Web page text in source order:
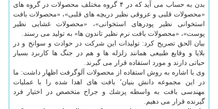
بدن به حساب می آید كه در ۴ گروه مختلف محصولات در گروه های
«محصولات قلبی و عروقی نظیر دریچه های قلبی»، «محصولات بافت
استخوانی نظیر پودرهای استخوانی»، «محصولات غشایی نظیر
پوست»، «محصولات بافت نرم نظیر تاندون ها» به تولید می رسند.
بیان الحق تصریح كرد: تولیدات این شركت در حوادث و سوانح و در
بلایا و وقایع طبیعی همانند زلزله ها و هم در جنگ ها كاربرد بسیار
حیاتی دارند و مورد استفاده قرار می گیرند.
وی با اشاره به روش استفاده از محصولات آلوگرفت اظهار داشت: ما
در این مجموعه دانش بنیان٬ بافت های اهدا شده را با عملیات
مهندسی بافت به واسطه پزشك و جراح متخصص در اختیار فرد
گیرنده قرار می دهیم.